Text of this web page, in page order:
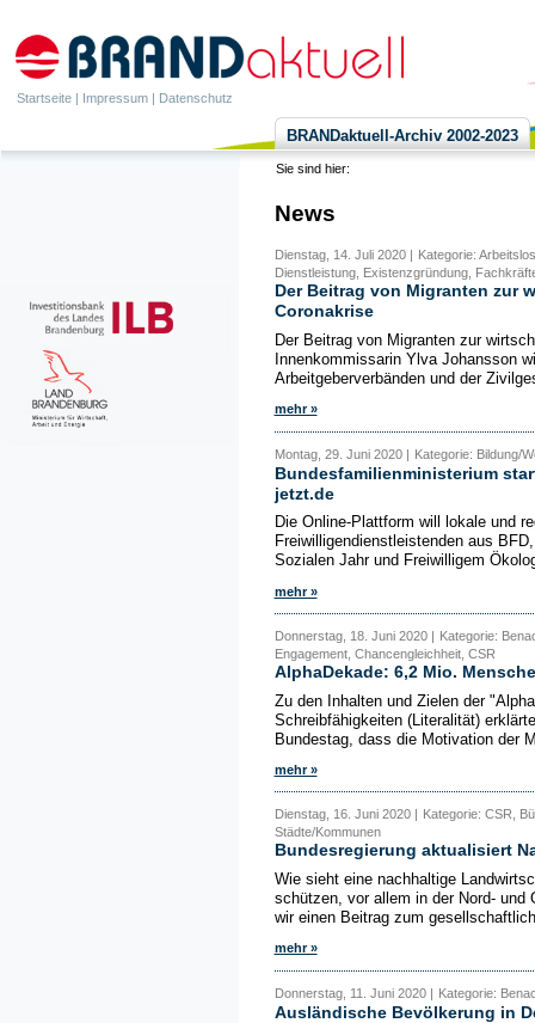
Startseite | Impressum | Datenschutz
BRANDaktuell-Archiv 2002-2023
Sie sind hier:
News
Dienstag, 14. Juli 2020 |
Kategorie:
Dienstleistung, Existenzgründung,
Der Beitrag von Migranten zur
Coronakrise
Der Beitrag von Migranten zur
Innenkommissarin Ylva Johansson
Arbeitgeberverbänden und der
mehr »
Montag, 29. Juni 2020 | Kategorie: Bildung/
Bundesfamilienministerium
jetzt.de
Die Online-Plattform will lokale und
Freiwilligendienstleistenden aus
Sozialen Jahr und Freiwilligem
mehr »
Donnerstag, 18. Juni 2020 | Kategorie:
Engagement, Chancengleichheit, CSR
AlphaDekade: 6,2 Mio.
Zu den Inhalten und Zielen der
Schreibfähigkeiten (Literalität)
Bundestag, dass die Motivation der
mehr »
Dienstag, 16. Juni 2020 |
Kategorie: CSR,
Städte/Kommunen
Bundesregierung aktualisiert
Wie sieht eine nachhaltige
schützen, vor allem in der Nord- und
wir einen Beitrag zum
mehr »
Donnerstag, 11. Juni 2020 | Kategorie:
Ausländische Bevölkerung in